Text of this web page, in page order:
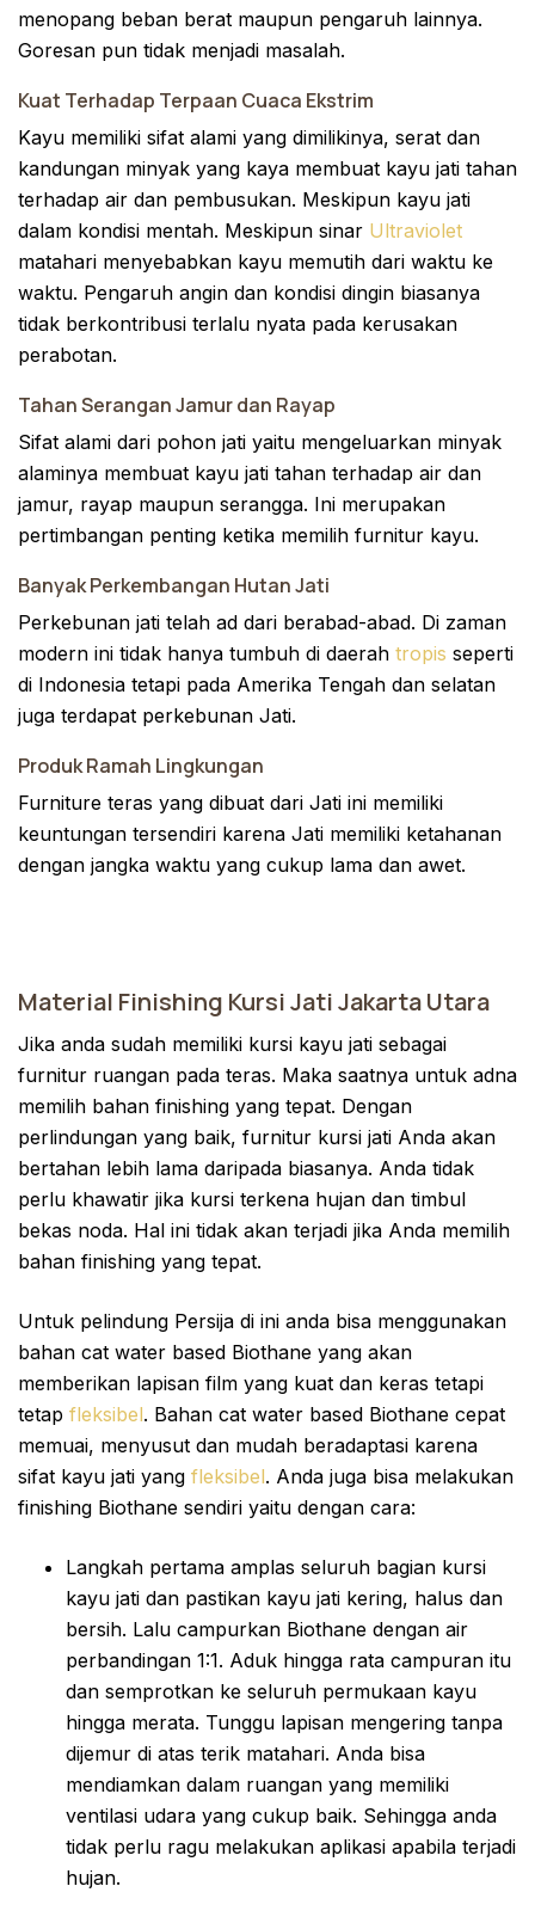
menopang beban berat maupun pengaruh lainnya.
Goresan pun tidak menjadi masalah.
Kuat Terhadap Terpaan Cuaca Ekstrim
Kayu memiliki sifat alami yang dimilikinya, serat dan
kandungan minyak yang kaya membuat kayu jati tahan
terhadap air dan pembusukan. Meskipun kayu jati
dalam kondisi mentah. Meskipun sinar Ultraviolet
matahari menyebabkan kayu memutih dari waktu ke
waktu. Pengaruh angin dan kondisi dingin biasanya
tidak berkontribusi terlalu nyata pada kerusakan
perabotan.
Tahan Serangan Jamur dan Rayap
Sifat alami dari pohon jati yaitu mengeluarkan minyak
alaminya membuat kayu jati tahan terhadap air dan
jamur, rayap maupun serangga. Ini merupakan
pertimbangan penting ketika memilih furnitur kayu.
Banyak Perkembangan Hutan Jati
Perkebunan jati telah ad dari berabad-abad. Di zaman
modern ini tidak hanya tumbuh di daerah tropis seperti
di Indonesia tetapi pada Amerika Tengah dan selatan
juga terdapat perkebunan Jati.
Produk Ramah Lingkungan
Furniture teras yang dibuat dari Jati ini memiliki
keuntungan tersendiri karena Jati memiliki ketahanan
dengan jangka waktu yang cukup lama dan awet.
Material Finishing Kursi Jati Jakarta Utara
Jika anda sudah memiliki kursi kayu jati sebagai
furnitur ruangan pada teras. Maka saatnya untuk adna
memilih bahan finishing yang tepat. Dengan
perlindungan yang baik, furnitur kursi jati Anda akan
bertahan lebih lama daripada biasanya. Anda tidak
perlu khawatir jika kursi terkena hujan dan timbul
bekas noda. Hal ini tidak akan terjadi jika Anda memilih
bahan finishing yang tepat.
Untuk pelindung Persija di ini anda bisa menggunakan
bahan cat water based Biothane yang akan
memberikan lapisan film yang kuat dan keras tetapi
tetap fleksibel. Bahan cat water based Biothane cepat
memuai, menyusut dan mudah beradaptasi karena
sifat kayu jati yang fleksibel. Anda juga bisa melakukan
finishing Biothane sendiri yaitu dengan cara:
Langkah pertama amplas seluruh bagian kursi
kayu jati dan pastikan kayu jati kering, halus dan
bersih. Lalu campurkan Biothane dengan air
perbandingan 1:1. Aduk hingga rata campuran itu
dan semprotkan ke seluruh permukaan kayu
hingga merata. Tunggu lapisan mengering tanpa
dijemur di atas terik matahari. Anda bisa
mendiamkan dalam ruangan yang memiliki
ventilasi udara yang cukup baik. Sehingga anda
tidak perlu ragu melakukan aplikasi apabila terjadi
hujan.